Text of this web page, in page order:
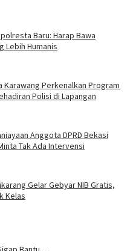
Baru: Harap Bawa
Lebih Humanis
Perkenalkan Program
Polisi di Lapangan
Anggota DPRD Bekasi
Tak Ada Intervensi
Gelar Gebyar NIB Gratis,
Kelas